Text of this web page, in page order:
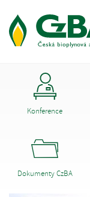
Konference
Dokumenty CzBA